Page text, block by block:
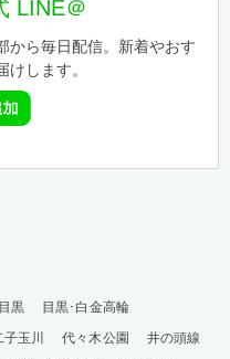
LINE＠
から毎日配信。新着やおす
けします。
黒
目黒･白金高輪
玉川 代々木公園
井の頭線